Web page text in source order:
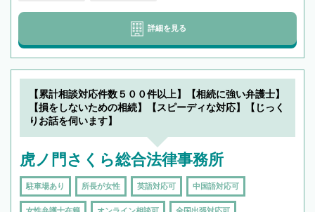
詳細を見る
【累計相談対応件数５００件以上】【相続に強い弁護士】
【損をしないための相続】【スピーディな対応】【じっく
りお話を伺います】
虎ノ門さくら総合法律事務所
駐車場あり 所長が女性 英語対応可 中国語対応可
女性弁護士在籍 オンライン相談可 全国出張対応可